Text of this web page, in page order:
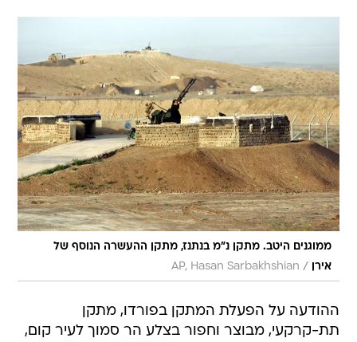
ממוגנים היטב. מתקן נ"מ בנתנז, מתקן ההעשרה הנוסף של
אירן
/
AP, Hasan Sarbakhshian
ההודעה על הפעלת המתקן בפורדו, מתקן
תת-קרקעי, מבוצר וחפור בצלע הר סמוך לעיר קום,